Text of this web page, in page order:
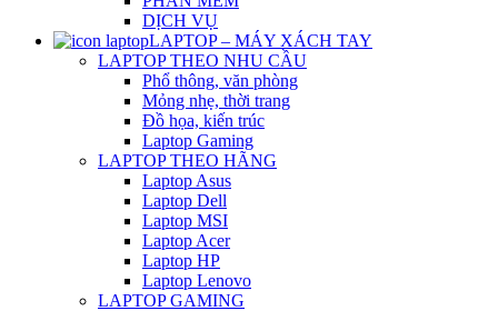
DỊCH VỤ
LAPTOP – MÁY XÁCH TAY
LAPTOP THEO NHU CẦU
Phổ thông, văn phòng
Mỏng nhẹ, thời trang
Đồ họa, kiến trúc
Laptop Gaming
LAPTOP THEO HÃNG
Laptop Asus
Laptop Dell
Laptop MSI
Laptop Acer
Laptop HP
Laptop Lenovo
LAPTOP GAMING